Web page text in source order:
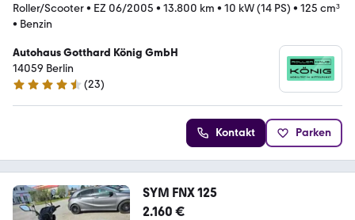
Roller/Scooter• EZ 06/2005 • 13.800 km • 10 kW (14 PS) • 125 cm³
• Benzin
Autohaus Gotthard König GmbH
14059 Berlin
4.3 Sterne
(23)
Kontakt Parken
SYM FNX 125
2.160 €